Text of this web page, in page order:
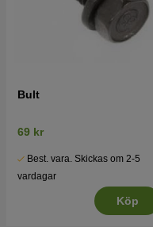
Bult
69 kr
Best. vara. Skickas om 2-5
vardagar
Köp